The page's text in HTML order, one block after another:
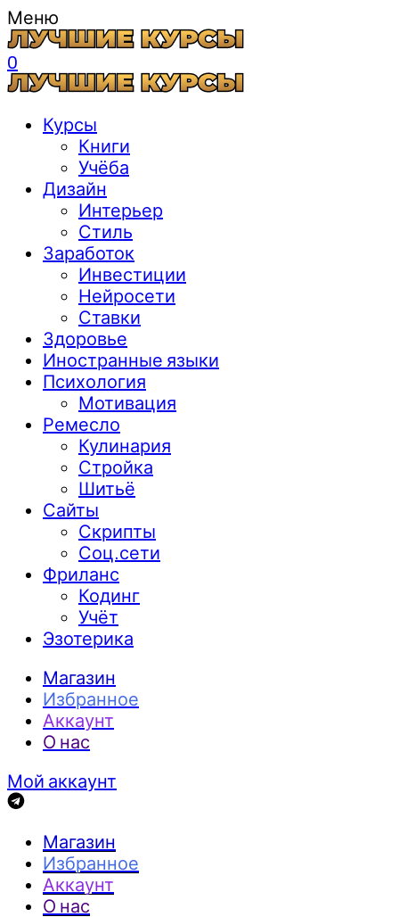
Меню
0
Курсы
Книги
Учёба
Дизайн
Интерьер
Стиль
Заработок
Инвестиции
Нейросети
Ставки
Здоровье
Иностранные языки
Психология
Мотивация
Ремесло
Кулинария
Стройка
Шитьё
Сайты
Скрипты
Соц.сети
Фриланс
Кодинг
Учёт
Эзотерика
Магазин
Избранное
Аккаунт
О нас
Мой аккаунт
Магазин
Избранное
Аккаунт
О нас